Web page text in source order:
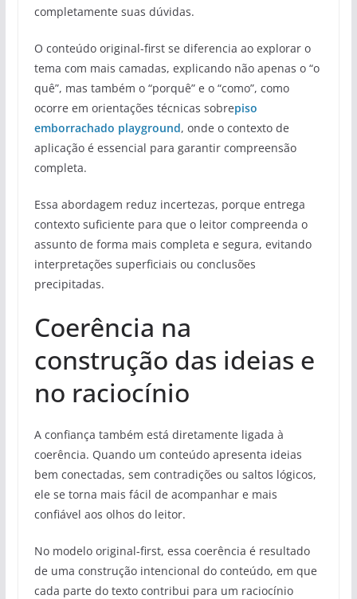
completamente suas dúvidas.
O conteúdo original-first se diferencia ao explorar o
tema com mais camadas, explicando não apenas o “o
quê”, mas também o “porquê” e o “como”, como
ocorre em orientações técnicas sobrepiso
emborrachado playground, onde o contexto de
aplicação é essencial para garantir compreensão
completa.
Essa abordagem reduz incertezas, porque entrega
contexto suficiente para que o leitor compreenda o
assunto de forma mais completa e segura, evitando
interpretações superficiais ou conclusões
precipitadas.
Coerência na
construção das ideias e
no raciocínio
A confiança também está diretamente ligada à
coerência. Quando um conteúdo apresenta ideias
bem conectadas, sem contradições ou saltos lógicos,
ele se torna mais fácil de acompanhar e mais
confiável aos olhos do leitor.
No modelo original-first, essa coerência é resultado
de uma construção intencional do conteúdo, em que
cada parte do texto contribui para um raciocínio